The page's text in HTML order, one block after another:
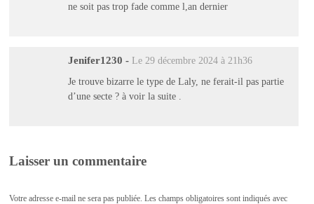
ne soit pas trop fade comme l,an dernier
Jenifer1230 - Le 29 décembre 2024 à 21h36
Je trouve bizarre le type de Laly, ne ferait-il pas partie
d’une secte ? à voir la suite .
Laisser un commentaire
Votre adresse e-mail ne sera pas publiée. Les champs obligatoires sont indiqués avec